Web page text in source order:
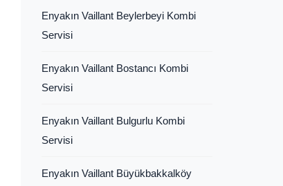
Enyakın Vaillant Beylerbeyi Kombi
Servisi
Enyakın Vaillant Bostancı Kombi
Servisi
Enyakın Vaillant Bulgurlu Kombi
Servisi
Enyakın Vaillant Büyükbakkalköy